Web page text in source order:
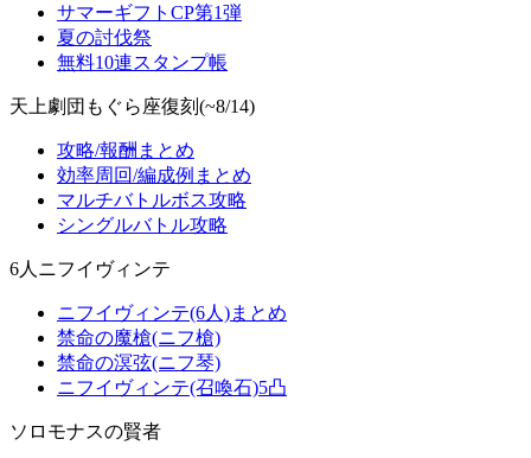
サマーギフトCP第1弾
夏の討伐祭
無料10連スタンプ帳
天上劇団もぐら座復刻(~8/14)
攻略/報酬まとめ
効率周回/編成例まとめ
マルチバトルボス攻略
シングルバトル攻略
6人ニフイヴィンテ
ニフイヴィンテ(6人)まとめ
禁命の魔槍(ニフ槍)
禁命の溟弦(ニフ琴)
ニフイヴィンテ(召喚石)5凸
ソロモナスの賢者